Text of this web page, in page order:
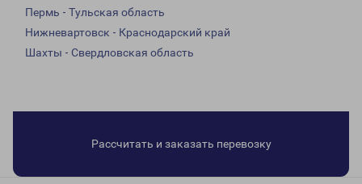
Пермь - Тульская область
Нижневартовск - Краснодарский край
Шахты - Свердловская область
Рассчитать и заказать перевозку